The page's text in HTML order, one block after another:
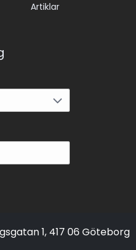
Artiklar
1, 417 06 Göteborg